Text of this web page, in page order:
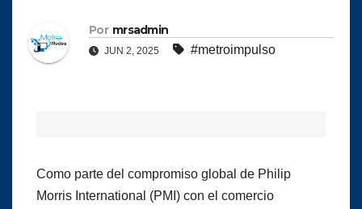
Por mrsadmin
JUN 2, 2025 #metroimpulso
Como parte del compromiso global de Philip
Morris International (PMI) con el comercio